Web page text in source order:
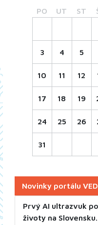
PO UT ST
3 4 5
10 11 12
17 18 19
24 25 26
31
Novinky portálu
Prvý AI ultrazvuk
životy na